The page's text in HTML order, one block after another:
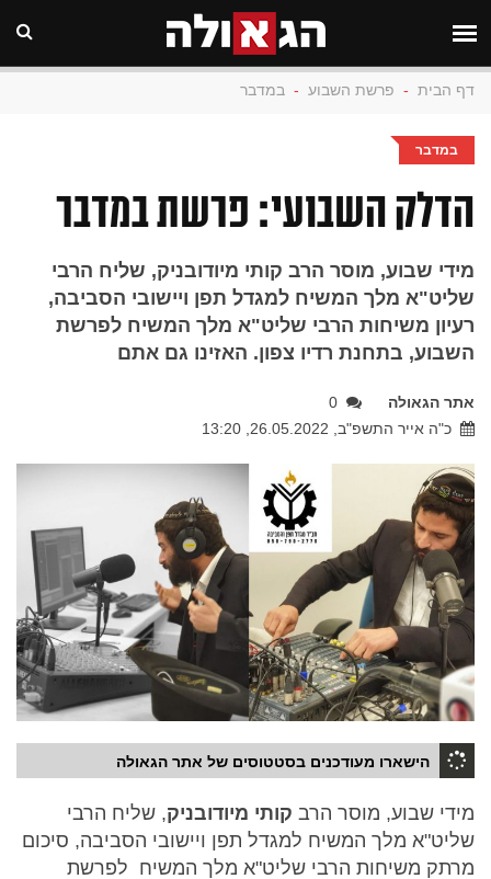
דף הבית - פרשת השבוע - במדבר
במדבר
הדלק השבועי: פרשת במדבר
מידי שבוע, מוסר הרב קותי מיודובניק, שליח הרבי
שליט"א מלך המשיח למגדל תפן ויישובי הסביבה,
רעיון משיחות הרבי שליט"א מלך המשיח לפרשת
השבוע, בתחנת רדיו צפון. האזינו גם אתם
אתר הגאולה
0
כ"ה אייר התשפ"ב, 26.05.2022, 13:20
הישארו מעודכנים בסטטוסים של אתר הגאולה
מידי שבוע, מוסר הרב קותי מיודובניק, שליח הרבי
שליט"א מלך המשיח למגדל תפן ויישובי הסביבה, סיכום
מרתק משיחות הרבי שליט"א מלך המשיח לפרשת